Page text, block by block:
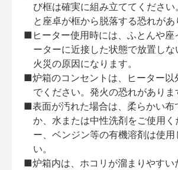
び框は確実に組み立ててください
と座卓が框から脱落する恐れがあ
■ヒーター使用時には、ふとんや座
ーターに近接した状態で放置しな
火災の原因になります。
■炉箱のコンセントは、ヒーター以
でください。発火の恐れがありま
■表面が汚れた場合は、柔らかい布
か、水または中性洗剤をご使用
ー、ベンジン等の有機溶剤は使用
い。
■炉箱内は、ホコリが溜まりやすい